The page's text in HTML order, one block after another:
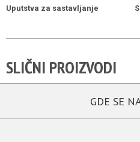
Uputstva za sastavljanje
SLIČNI PROIZVODI
GDE SE